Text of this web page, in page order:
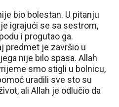
bio bolestan. U pitanju
igrajući se sa sestrom,
i progutao ga.
predmet je završio u
nije bilo spasa. Allah
smo stigli u bolnicu,
uradili sve sto su
ali Allah je odlučio da